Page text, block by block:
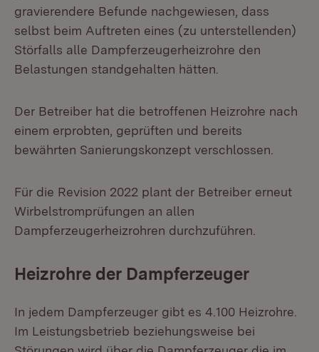
gravierendere Befunde nachgewiesen, dass
selbst beim Auftreten eines (zu unterstellenden)
Störfalls alle Dampferzeugerheizrohre den
Belastungen standgehalten hätten.
Der Betreiber hat die betroffenen Heizrohre nach
einem erprobten, geprüften und bereits
bewährten Sanierungskonzept verschlossen.
Für die Revision 2022 plant der Betreiber erneut
Wirbelstromprüfungen an allen
Dampferzeugerheizrohren durchzuführen.
Heizrohre der Dampferzeuger
In jedem Dampferzeuger gibt es 4.100 Heizrohre.
Im Leistungsbetrieb beziehungsweise bei